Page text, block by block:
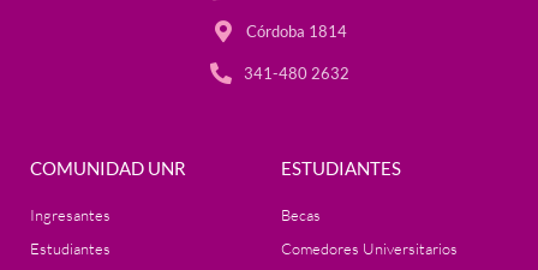
Córdoba 1814
341-480 2632
COMUNIDAD UNR
Ingresantes
Estudiantes
ESTUDIANTES
Becas
Comedores Universitarios